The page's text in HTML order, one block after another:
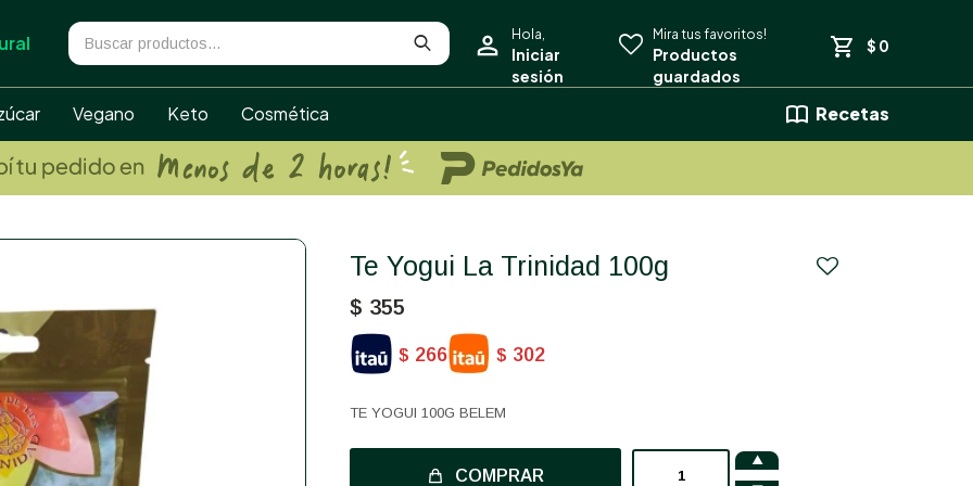
Vegano Keto Cosmética Recetas
$ 0
Te Yogui La Trinidad 100g
$ 355
$ 266 $ 302
TE YOGUI 100G BELEM
COMPRAR
